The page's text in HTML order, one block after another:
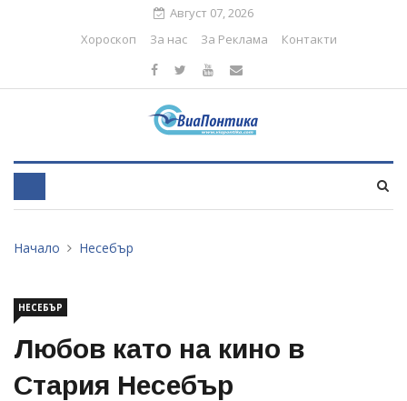
Август 07, 2026
Хороскоп
За нас За Реклама Контакти
Начало Несебър
НЕСЕБЪР
Любов като на кино в
Стария Несебър